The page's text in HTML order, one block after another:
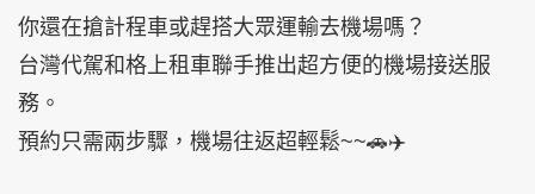
你還在搶計程車或趕搭大眾運輸去機場嗎？
台灣代駕和格上租車聯手推出超方便的機場接送服
務。
預約只需兩步驟，機場往返超輕鬆~~🚗✈️